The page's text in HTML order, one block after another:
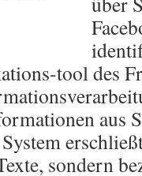
tool des
aus
sondern